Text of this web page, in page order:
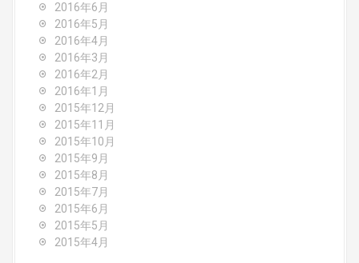
2016年6月
2016年5月
2016年4月
2016年3月
2016年2月
2016年1月
2015年12月
2015年11月
2015年10月
2015年9月
2015年8月
2015年7月
2015年6月
2015年5月
2015年4月